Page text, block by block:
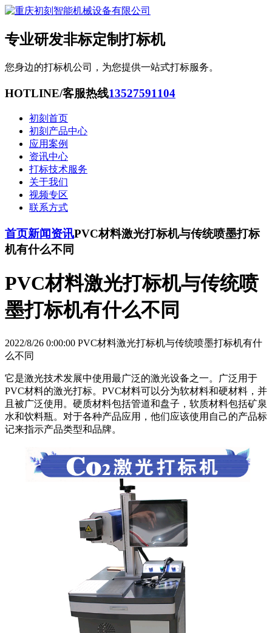
专业研发非标定制打标机
您身边的打标机公司，为您提供一站式打标服务。
HOTLINE/客服热线13527591104
初刻首页
初刻产品中心
应用案例
资讯中心
打标技术服务
关于我们
视频专区
联系方式
首页新闻资讯PVC材料激光打标机与传统喷墨打标
机有什么不同
PVC材料激光打标机与传统喷
墨打标机有什么不同
2022/8/26 0:00:00 PVC材料激光打标机与传统喷墨打标机有什
么不同
它是激光技术发展中使用最广泛的激光设备之一。广泛用于
PVC材料的激光打标。PVC材料可以分为软材料和硬材料，并
且被广泛使用。硬质材料包括管道和盘子，软质材料包括矿泉
水和饮料瓶。对于各种产品应用，他们应该使用自己的产品标
记来指示产品类型和品牌。